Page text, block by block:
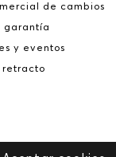
de cambios
garantía
y eventos
retracto